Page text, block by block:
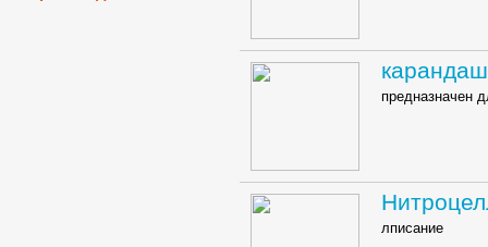
предназначен
лписание